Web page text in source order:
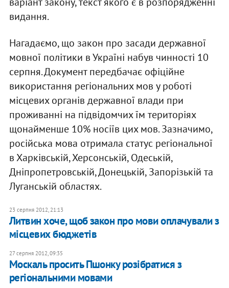
видання.
Нагадаємо, що закон про засади державної
мовної політики в Україні набув чинності 10
серпня. Документ передбачає офіційне
використання регіональних мов у роботі
місцевих органів державної влади при
проживанні на підвідомчих їм територіях
щонайменше 10% носіїв цих мов. Зазначимо,
російська мова отримала статус регіональної
в Харківській, Херсонській, Одеській,
Дніпропетровській, Донецькій, Запорізькій та
Луганській областях.
23 серпня 2012, 21:13
Литвин хоче, щоб закон про мови оплачували з
місцевих бюджетів
27 серпня 2012, 09:35
Москаль просить Пшонку розібратися з
регіональними мовами